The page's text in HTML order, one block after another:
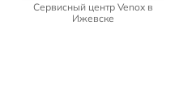
Сервисный центр Venox в
Ижевске